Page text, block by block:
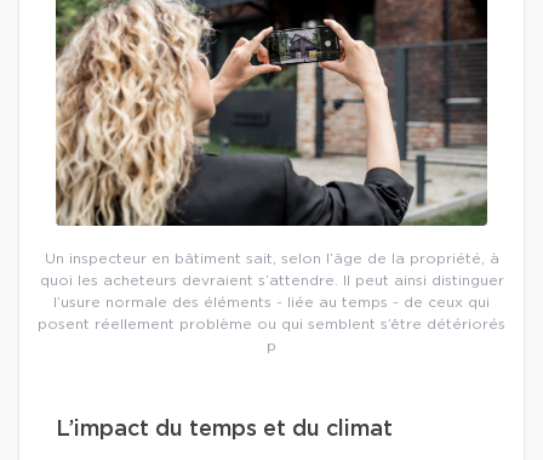
Un inspecteur en bâtiment sait, selon l’âge de la propriété, à
quoi les acheteurs devraient s’attendre. Il peut ainsi distinguer
l’usure normale des éléments - liée au temps - de ceux qui
posent réellement problème ou qui semblent s’être détériorés
p
L’impact du temps et du climat